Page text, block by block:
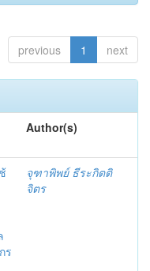
previous 1 next
Author(s)
ร
จุฑาพิพย์ ธีระกิตติ
จิตร